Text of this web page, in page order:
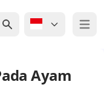
Open
Ayam